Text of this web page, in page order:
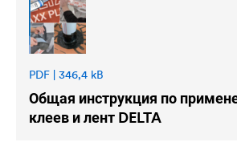
PDF | 346,4 kB
Общая инструкция по
клеев и лент DELTA